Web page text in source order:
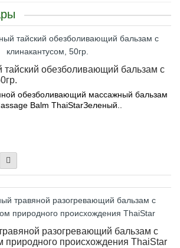
обезболивающий бальзам с
обезболивающий массажный бальзам
Balm ThaiStarЗеленый..
разогревающий бальзам с
природного происхождения ThaiStar